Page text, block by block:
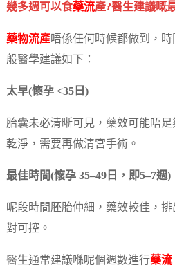
幾多週可以食藥流產?醫生建議嘅
藥物流產唔係任何時候都做到，
般醫學建議如下：
太早(懷孕 <35日)
胎囊未必清晰可見，藥效可能唔
乾淨，需要再做清宮手術。
最佳時間(懷孕 35–49日，即5–7週)
呢段時間胚胎仲細，藥效較佳，
對可控。
醫生通常建議喺呢個週數進行藥流